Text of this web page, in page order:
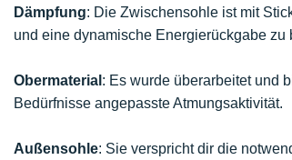
Dämpfung: Die Zwischensohle ist mit
und eine dynamische Energierückgabe zu
Obermaterial : Es wurde überarbeitet und
Bedürfnisse angepasste Atmungsaktivität.
Außensohle: Sie verspricht dir die